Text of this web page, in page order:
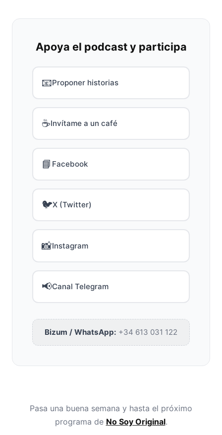
Apoya el podcast y participa
📧Proponer historias
☕Invítame a un café
📘 Facebook
🐦X (Twitter)
📸Instagram
📢Canal Telegram
Bizum / WhatsApp: +34 613 031 122
Pasa una buena semana y hasta el próximo
programa de No Soy Original.